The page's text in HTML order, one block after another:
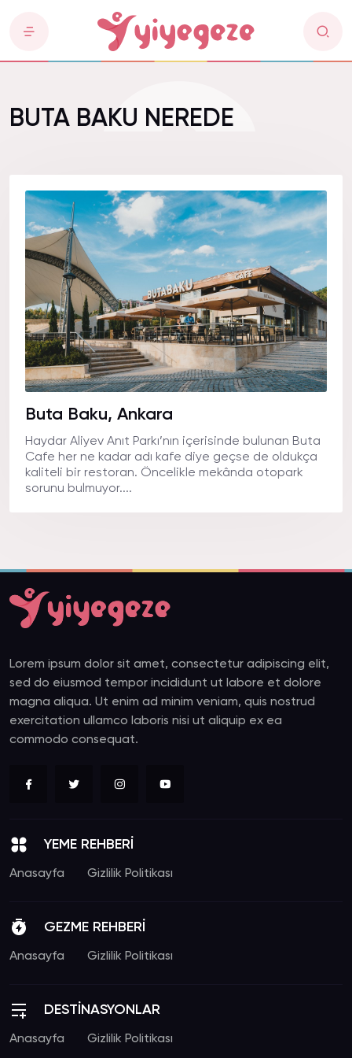
BUTA BAKU NEREDE
Buta Baku, Ankara
Haydar Aliyev Anıt Parkı’nın içerisinde bulunan Buta
Cafe her ne kadar adı kafe diye geçse de oldukça
kaliteli bir restoran. Öncelikle mekânda otopark
sorunu bulmuyor....
Lorem ipsum dolor sit amet, consectetur adipiscing elit,
sed do eiusmod tempor incididunt ut labore et dolore
magna aliqua. Ut enim ad minim veniam, quis nostrud
exercitation ullamco laboris nisi ut aliquip ex ea
commodo consequat.
YEME REHBERİ
Anasayfa Gizlilik Politikası
GEZME REHBERİ
Anasayfa Gizlilik Politikası
DESTİNASYONLAR
Anasayfa Gizlilik Politikası